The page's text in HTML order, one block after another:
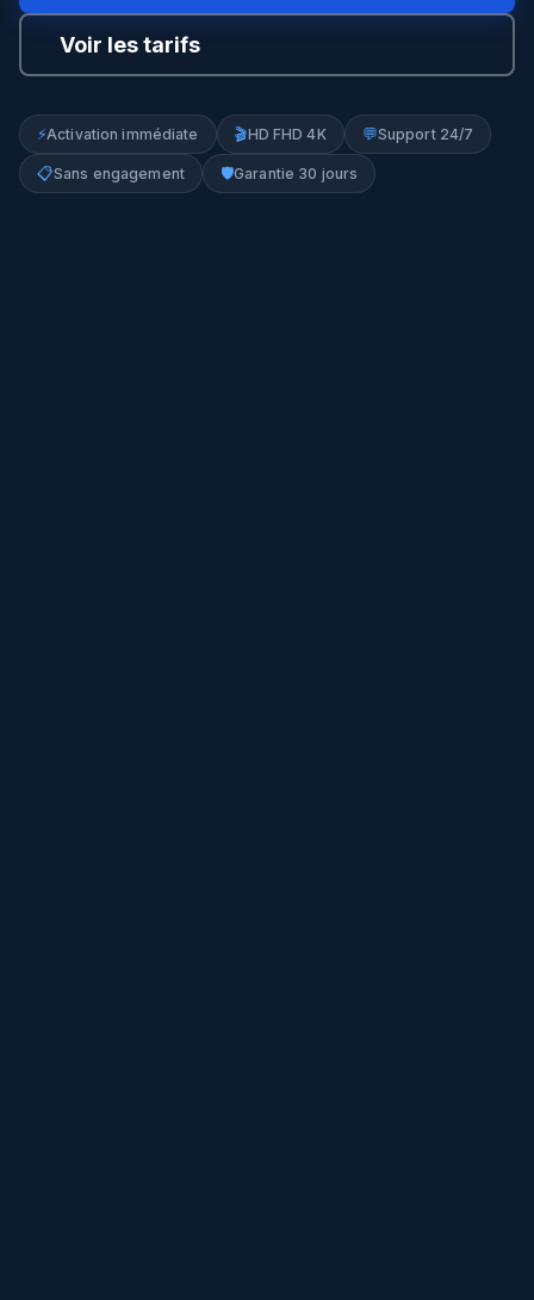
Voir les tarifs
⚡Activation immédiate 🎬HD FHD 4K 💬Support 24/7
📋Sans engagement 🛡️Garantie 30 jours